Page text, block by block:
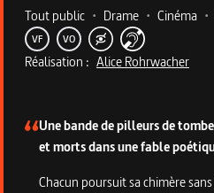
Metadata du programme
Tout public • Drame • Cinéma •
VF VO
Réalisation : Alice Rohrwacher
Une bande de pilleurs de
et morts dans une fable
Chacun poursuit sa chimère